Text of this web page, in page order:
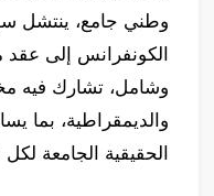
وطني جامع، ينتشل
الكونفرانس إلى
وشامل، تشارك فيه
والديمقراطية، بما
الحقيقية الجامعة